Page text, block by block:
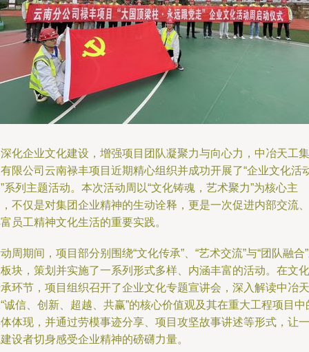
化企业文化建设，增强项目团队凝聚力与向心力，中冶天工集
限公司云南禄丰项目近期精心组织并成功开展了“企业文化活
系列主题活动。本次活动周以“文化铸魂，艺术聚力”为核心主
不仅是对集团企业精神的生动诠释，更是一次促进内部交流、
员工精神文化生活的重要实践。
周期间，项目部分别围绕“文化传承”、“艺术交流”与“团队融合
块，策划并实施了一系列形式多样、内涵丰富的活动。在文化
环节，项目组织召开了企业文化专题宣讲会，深入解读中冶天
诚信、创新、超越、共赢”的核心价值观及其在重大工程项目中
体现，并通过劳模事迹分享、项目攻坚故事讲述等形式，让一
设者切身感受企业精神的磅礴力量。